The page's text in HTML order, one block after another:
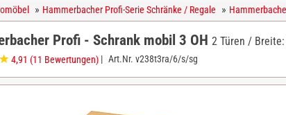
» Hammerbacher Profi-Serie Schränke / Regale »
Profi - Schrank mobil 3 OH 2 Türen /
4,91 (11 Bewertungen) | Art.Nr. v238t3ra/6/s/sg